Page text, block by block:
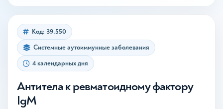
Код: 39.550
Системные аутоиммунные заболевания
4 календарных дня
Антитела к ревматоидному фактору
IgM